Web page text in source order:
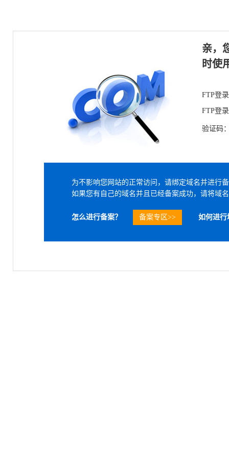
亲，
时使
FTP登
FTP登
验证码
为不影响您网站的正常访问，请绑定域名并进行
如果您有自己的域名并且已经备案成功，请将域
备案专区>> 如何进行
怎么进行备案？